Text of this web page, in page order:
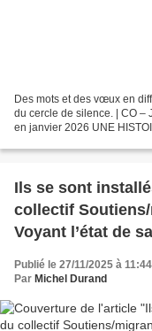
Des mots et des vœux en
du cercle de silence. | CO –
en janvier 2026 UNE
Ils se sont
collectif
Voyant l’état de
Publié le 27/11/2025 à 11:44
Par Michel Durand